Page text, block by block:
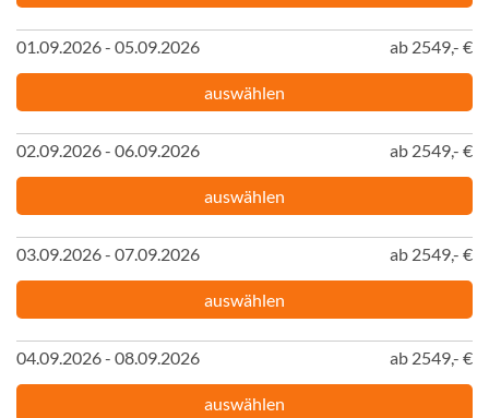
01.09.2026 - 05.09.2026 ab 2549,- €
auswählen
02.09.2026 - 06.09.2026 ab 2549,- €
auswählen
03.09.2026 - 07.09.2026 ab 2549,- €
auswählen
04.09.2026 - 08.09.2026 ab 2549,- €
auswählen